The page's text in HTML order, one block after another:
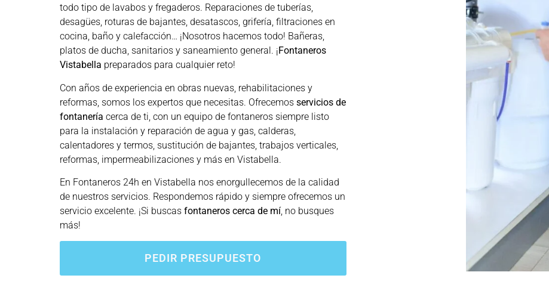
todo tipo de lavabos y fregaderos. Reparaciones de tuberías,
desagües, roturas de bajantes, desatascos, grifería, filtraciones en
cocina, baño y calefacción… ¡Nosotros hacemos todo! Bañeras,
platos de ducha, sanitarios y saneamiento general. ¡Fontaneros
Vistabella preparados para cualquier reto!
Con años de experiencia en obras nuevas, rehabilitaciones y
reformas, somos los expertos que necesitas. Ofrecemos servicios de
fontanería cerca de ti, con un equipo de fontaneros siempre listo
para la instalación y reparación de agua y gas, calderas,
calentadores y termos, sustitución de bajantes, trabajos verticales,
reformas, impermeabilizaciones y más en Vistabella.
En Fontaneros 24h en Vistabella nos enorgullecemos de la calidad
de nuestros servicios. Respondemos rápido y siempre ofrecemos un
servicio excelente. ¡Si buscas fontaneros cerca de mí, no busques
más!
PEDIR PRESUPUESTO